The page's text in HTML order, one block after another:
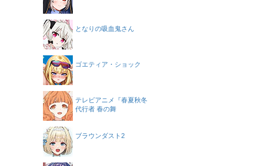
となりの吸血鬼さん
ゴエティア・ショック
テレビアニメ『春夏秋冬
代行者 春の舞
ブラウンダスト2